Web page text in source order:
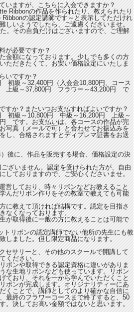
いますが、こちらに入会できますか？
Ribbonの作品を作られたり、教えられたり
の認定講師です～と表示してただけれ
しいようでしたら、ご遠慮くださいませ。
。その自負だけはございますので、ご理解
が必要ですか？
金額になっております。少しでも多くの方
ただきたくて、お安い価格設定にいたしま
いですか？
初級～32,400円（入会金10,800円、コース
上級～37,800円 フラワー～43,200円 で
すか？またいつお支払すればよいですか？
初級～10,800円 中級～16,200円 上級～
です。お支払いは、各コースの作品が完
写真（メールで可）と合わせてお振込みを
し、合格されますとディプレマ証書をお送
後に、作品を販売する場合、価格設定の決
ざいません。認定を受けられた方が、自由
しておりますので、ご安心くださいませ。
営しており、時々リボンなどお教えること
んだリボン作りをその教室で教えても可能
に教えて頂ければ結構です。認定を目指さ
なくなっております。
が取得後に一般の方に教えることは可能で
トリボンの認定講師でない他所の先生にも教
しました。但し限定商品になります。
セサリーと、その他のスクールで開講して
ください。
ンや取得できる認定資格に違いがありま
な生地リボンなども使っています。リボン
ており、それを一から学んでいただくこと
ボンが完成します。オリジナリティーにあ
くことで、講師としてのより確かな自信に
最終のフラワーコースまで終了すると、50
。決してお高い金額ではないと思います。